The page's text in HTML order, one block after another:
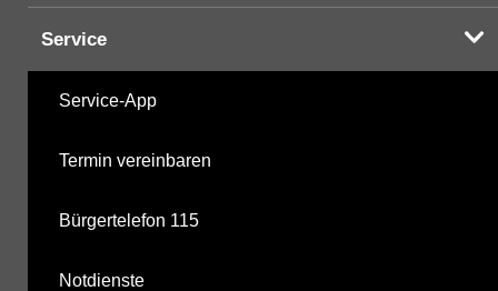
Service
Service-App
Termin vereinbaren
Bürgertelefon 115
Notdienste